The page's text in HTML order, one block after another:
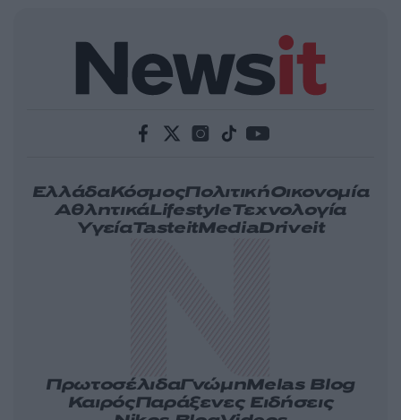
ΕλλάδαΚόσμοςΠολιτικήΟικονομία
ΑθλητικάLifestyleΤεχνολογία
ΥγείαTasteitMediaDriveit
ΠρωτοσέλιδαΓνώμηMelas Blog
ΚαιρόςΠαράξενες Ειδήσεις